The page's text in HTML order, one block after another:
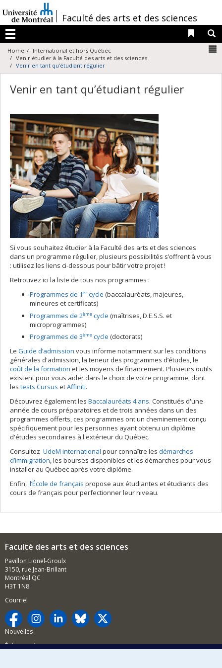
au
contenu
/Faculté des arts et des sciences
Menu
Liens
Home
International et hors Québec
Venir étudier à la Faculté des arts et des sciences
Venir en tant qu’étudiant régulier
Venir en tant qu’étudiant régulier
Si vous souhaitez étudier à la Faculté des arts et des sciences
dans un programme régulier, plusieurs possibilités s’offrent à vous
: utilisez les liens ci-dessous pour bâtir votre projet !
Retrouvez ici la liste de tous nos programmes :
Programmes de 1er cycle (baccalauréats, majeures,
mineures et certificats)
Programmes de 2ème cycle (maîtrises, D.E.S.S. et
microprogrammes)
Programmes de 3ème cycle (doctorats)
Le Guide d’admission vous informe notamment sur les conditions
générales d'admission, la teneur des programmes d’études, le
coût de la formation et les moyens de financement. Plusieurs outils
existent pour vous aider dans le choix de votre programme, dont
les tests Cursus etAffiniti.
Découvrez également les Baccalauréats 4 ans. Constitués d'une
année de cours préparatoires et de trois années dans un des
programmes offerts, ces programmes ont un cheminement conçu
spécifiquement pour les personnes ayant obtenu un diplôme
d'études secondaires à l'extérieur du Québec.
Consultez UdeM international pour connaître les démarches
d’immigration, les bourses disponibles et les démarches pour vous
installer au Québec après votre diplôme.
Enfin, l’École de français propose aux étudiantes et étudiants des
cours de français pour perfectionner leur niveau.
Faculté des arts et des sciences
Pavillon Lionel-Groulx
3150, rue Jean-Brillant
Montréal QC
H3T 1N8
Courriel
Nouvelles
Événements